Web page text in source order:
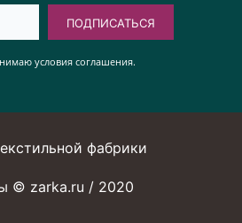
ПОДПИСАТЬСЯ
условия соглашения.
фабрики
© zarka.ru / 2020